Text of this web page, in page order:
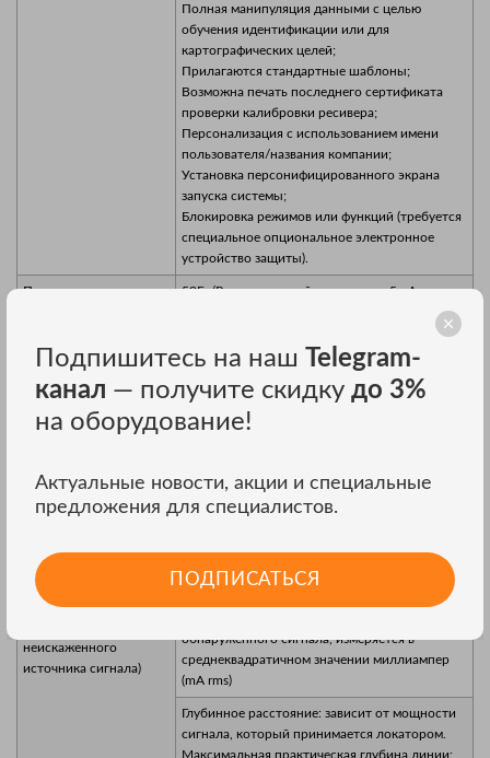
Полная манипуляция данными с целью
обучения идентификации или для
картографических целей;
Прилагаются стандартные шаблоны;
Возможна печать последнего сертификата
проверки калибровки ресивера;
Персонализация с использованием имени
пользователя/названия компании;
Установка персонифицированного экрана
запуска системы;
Блокировка режимов или функций (требуется
специальное опциональное электронное
устройство защиты).
Производительность:
Чувствительность на
расстоянии 1 м)
50Гц/Режим высокой мощности - 5mA
Режим 131кГц - 10μA
Металлоискатель - мм (6”) чугунное покрытие
можно обнаружить на глубине 250 мм (10”)
Горизонтальная
единственного,
неискаженного
Горизонтальная точность:
Глубинная
производительность.
При использовании
неискаженного
источника сигнала)
Свыше 9 футов (3м) – 5% от глубины
обнаруженного сигнала, измеряется в
среднеквадратичном значении миллиампер
(mA rms)
Глубинное расстояние: зависит от мощности
сигнала, который принимается локатором.
Максимальная практическая глубина линии:
Подпишитесь на наш Telegram-
канал — получите скидку до 3%
на оборудование!
Актуальные новости, акции и специальные
предложения для специалистов.
ПОДПИСАТЬСЯ